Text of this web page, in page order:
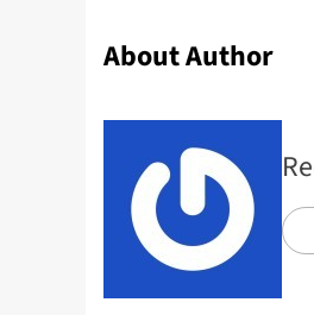
About Author